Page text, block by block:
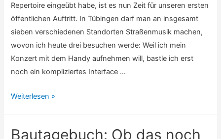
Repertoire eingeübt habe, ist es nun Zeit für unseren ersten
öffentlichen Auftritt. In Tübingen darf man an insgesamt
sieben verschiedenen Standorten Straßenmusik machen,
wovon ich heute drei besuchen werde: Weil ich mein
Konzert mit dem Handy aufnehmen will, bastle ich erst
noch ein kompliziertes Interface …
Konzert
Stiftskirche
Weiterlesen »
Bautagebuch: Ob das noch